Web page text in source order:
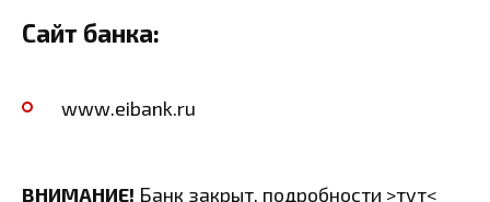
Сайт банка:
www.eibank.ru
ВНИМАНИЕ! Банк закрыт, подробности >тут<